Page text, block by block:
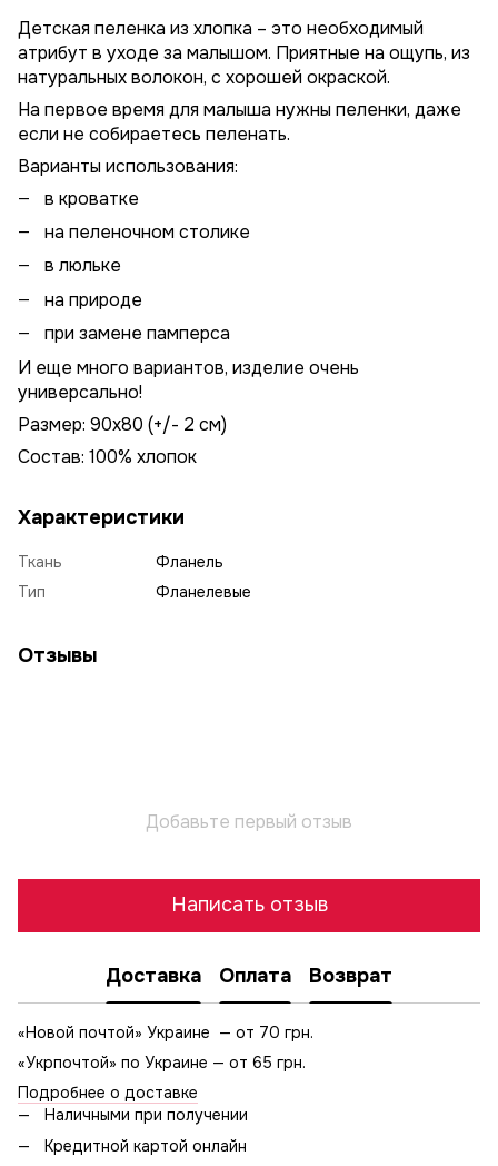
Детская пеленка из хлопка – это необходимый
атрибут в уходе за малышом. Приятные на ощупь, из
натуральных волокон, с хорошей окраской.
На первое время для малыша нужны пеленки, даже
если не собираетесь пеленать.
Варианты использования:
в кроватке
на пеленочном столике
в люльке
на природе
при замене памперса
И еще много вариантов, изделие очень
универсально!
Размер: 90х80 (+/- 2 см)
Состав: 100% хлопок
Характеристики
Ткань
Фланель
Тип
Фланелевые
Отзывы
Добавьте первый отзыв
Написать отзыв
Доставка Оплата Возврат
«Новой почтой» Украине — от 70 грн.
«Укрпочтой» по Украине — от 65 грн.
Подробнее о доставке
Наличными при получении
Кредитной картой онлайн